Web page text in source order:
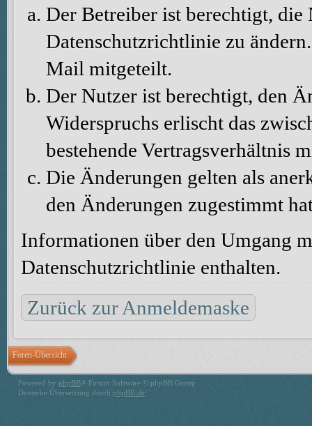
Der Betreiber ist berechtigt,
Datenschutzrichtlinie zu
Mail mitgeteilt.
Der Nutzer ist berechtigt, den
Widerspruchs erlischt das
bestehende Vertragsverhältnis
Die Änderungen gelten als
den Änderungen zugestimmt
Informationen über den Umgang
Datenschutzrichtlinie enthalten.
Zurück zur Anmeldemaske
Foren-Übersicht
Powered by phpBB® Forum Software © phpBB Group
Deutsche Übersetzung durch phpBB.de